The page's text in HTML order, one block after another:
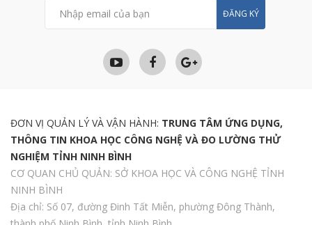
ĐĂNG KÝ
ĐƠN VỊ QUẢN LÝ VÀ VẬN HÀNH: TRUNG TÂM ỨNG DỤNG,
THÔNG TIN KHOA HỌC CÔNG NGHỆ VÀ ĐO LƯỜNG THỬ
NGHIỆM TỈNH NINH BÌNH
CƠ QUAN CHỦ QUẢN: SỞ KHOA HỌC VÀ CÔNG NGHỆ TỈNH
NINH BÌNH
Địa chỉ: Số 07, đường Đinh Tất Miễn, phường Đông Thành,